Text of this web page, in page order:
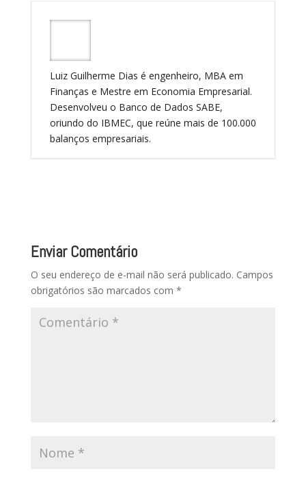
Luiz Guilherme Dias é engenheiro, MBA em
Finanças e Mestre em Economia Empresarial.
Desenvolveu o Banco de Dados SABE,
oriundo do IBMEC, que reúne mais de 100.000
balanços empresariais.
Enviar Comentário
O seu endereço de e-mail não será publicado. Campos
obrigatórios são marcados com *